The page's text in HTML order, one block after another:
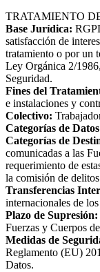
TRATAMIENTO
Base Jurídica:
satisfacción de
tratamiento o por un
Ley Orgánica 2/
Seguridad.
Fines del
e instalaciones y
Colectivo:
Categorías de
Categorías de
comunicadas a las
requerimiento de
la comisión de
Transferencias
internacionales de los
Plazo de Supresión:
Fuerzas y Cuerpos
Medidas de
Reglamento (EU)
Datos.